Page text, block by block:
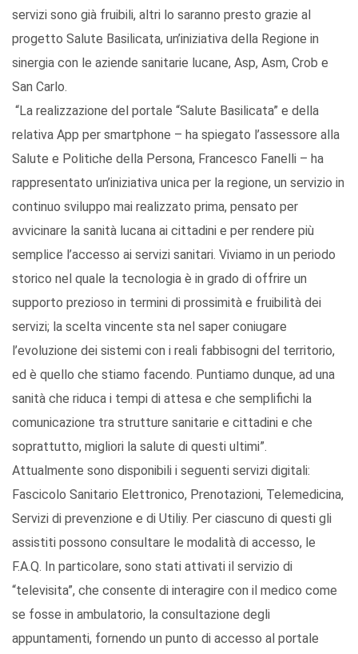
servizi sono già fruibili, altri lo saranno presto grazie al
progetto Salute Basilicata, un’iniziativa della Regione in
sinergia con le aziende sanitarie lucane, Asp, Asm, Crob e
San Carlo.
“La realizzazione del portale “Salute Basilicata” e della
relativa App per smartphone – ha spiegato l’assessore alla
Salute e Politiche della Persona, Francesco Fanelli – ha
rappresentato un’iniziativa unica per la regione, un servizio in
continuo sviluppo mai realizzato prima, pensato per
avvicinare la sanità lucana ai cittadini e per rendere più
semplice l’accesso ai servizi sanitari. Viviamo in un periodo
storico nel quale la tecnologia è in grado di offrire un
supporto prezioso in termini di prossimità e fruibilità dei
servizi; la scelta vincente sta nel saper coniugare
l’evoluzione dei sistemi con i reali fabbisogni del territorio,
ed è quello che stiamo facendo. Puntiamo dunque, ad una
sanità che riduca i tempi di attesa e che semplifichi la
comunicazione tra strutture sanitarie e cittadini e che
soprattutto, migliori la salute di questi ultimi”.
Attualmente sono disponibili i seguenti servizi digitali:
Fascicolo Sanitario Elettronico, Prenotazioni, Telemedicina,
Servizi di prevenzione e di Utiliy. Per ciascuno di questi gli
assistiti possono consultare le modalità di accesso, le
F.A.Q. In particolare, sono stati attivati il servizio di
“televisita”, che consente di interagire con il medico come
se fosse in ambulatorio, la consultazione degli
appuntamenti, fornendo un punto di accesso al portale